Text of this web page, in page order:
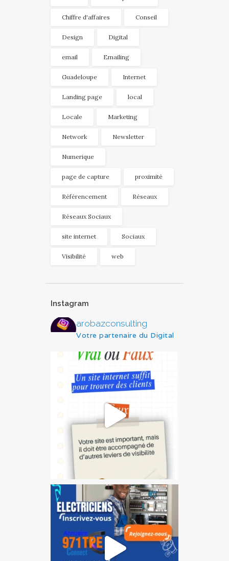
Chiffre d'affaires Conseil
Design Digital
email Emailing
Guadeloupe Internet
Landing page local
Locale Marketing
Network Newsletter
Numerique
page de capture proximité
Référencement Réseaux
Réseaux Sociaux
site internet Sociaux
Visibilité web
Instagram
arobazconsulting
Votre partenaire du Digital